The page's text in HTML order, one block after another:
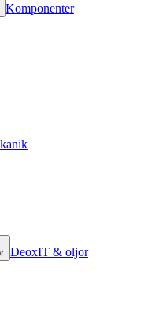
Komponenter
DeoxIT & oljor